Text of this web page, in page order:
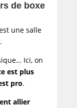
de boxe
une salle
Ici, on
est plus
pro.
allier